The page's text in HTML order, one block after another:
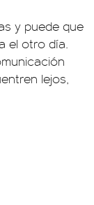
y puede que
el otro día.
lejos,